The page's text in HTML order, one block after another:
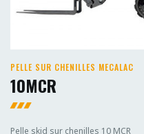
PELLE SUR CHENILLES MECALAC
10MCR
Pelle skid sur chenilles 10 MCR